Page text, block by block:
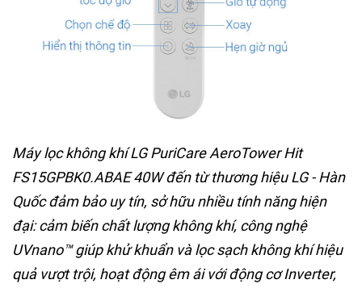
Máy lọc không khí LG PuriCare AeroTower Hit
FS15GPBK0.ABAE 40Wđến từ thương hiệu LG - Hàn
Quốc đảm bảo uy tín, sở hữu nhiều tính năng hiện
đại: cảm biến chất lượng không khí, công nghệ
UVnano™ giúp khử khuẩn và lọc sạch không khí hiệu
quả vượt trội, hoạt động êm ái với động cơ Inverter,